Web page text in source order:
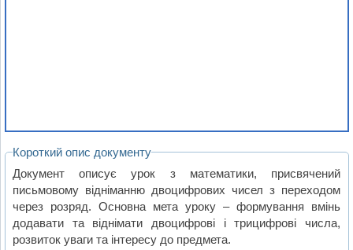
Короткий опис документу
Документ описує урок з математики, присвячений
письмовому відніманню двоцифрових чисел з переходом
через розряд. Основна мета уроку – формування вмінь
додавати та віднімати двоцифрові і трицифрові числа,
розвиток уваги та інтересу до предмета.